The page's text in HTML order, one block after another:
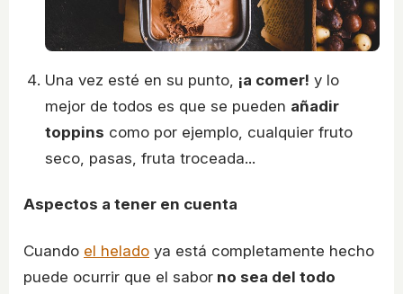
Una vez esté en su punto, ¡a comer! y lo
mejor de todos es que se pueden añadir
toppins como por ejemplo, cualquier fruto
seco, pasas, fruta troceada...
Aspectos a tener en cuenta
Cuando el helado ya está completamente hecho
puede ocurrir que el sabor no sea del todo